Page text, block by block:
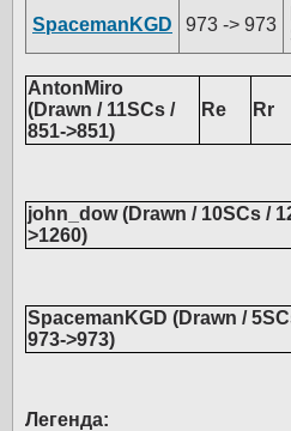
SpacemanKGD 973 -> 973
AntonMiro
(Drawn / 11SCs /
851->851)
Re Rr
john_dow (Drawn / 10SCs /
>1260)
SpacemanKGD (Drawn /
973->973)
Легенда: